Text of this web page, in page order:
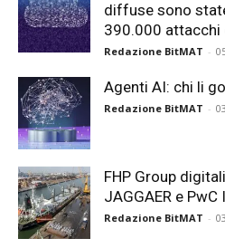
diffuse sono
390.000 attacchi
Redazione BitMAT -
Agenti AI: chi li
Redazione BitMAT -
FHP Group
JAGGAER e PwC
Redazione BitMAT -